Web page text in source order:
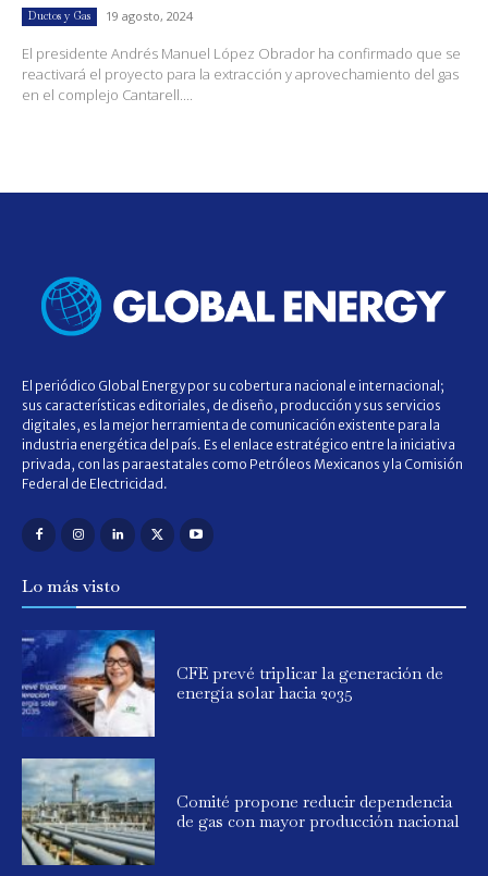
Ductos y Gas 19 agosto, 2024
El presidente Andrés Manuel López Obrador ha confirmado que se
reactivará el proyecto para la extracción y aprovechamiento del gas
en el complejo Cantarell....
El periódico Global Energy por su cobertura nacional e internacional;
sus características editoriales, de diseño, producción y sus servicios
digitales, es la mejor herramienta de comunicación existente para la
industria energética del país. Es el enlace estratégico entre la iniciativa
privada, con las paraestatales como Petróleos Mexicanos y la Comisión
Federal de Electricidad.
Lo más visto
CFE prevé triplicar la generación de
energía solar hacia 2035
Comité propone reducir dependencia
de gas con mayor producción nacional